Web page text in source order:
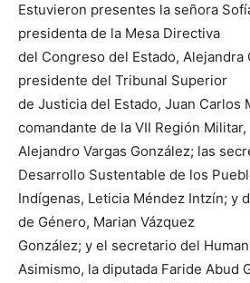
Estuvieron presentes la señora
presidenta de la Mesa Directiva
del Congreso del Estado, Alejandra
presidente del Tribunal Superior
de Justicia del Estado, Juan Carlos
comandante de la VII Región Militar,
Alejandro Vargas González; las
Desarrollo Sustentable de los
Indígenas, Leticia Méndez Intzín; y
de Género, Marian Vázquez
González; y el secretario del
Asimismo, la diputada Faride Abud